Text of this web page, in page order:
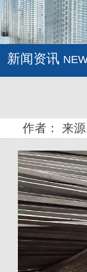
新闻资讯
作者： 来